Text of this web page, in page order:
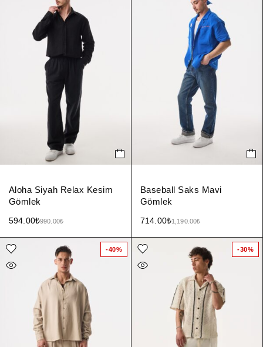
Aloha Siyah Relax Kesim
Gömlek
990.00₺
594.00₺
Baseball Saks Mavi
Gömlek
1,190.00₺
714.00₺
-40% -30%